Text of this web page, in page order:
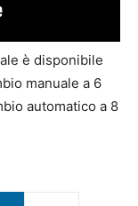
è disponibile
manuale a 6
automatico a 8